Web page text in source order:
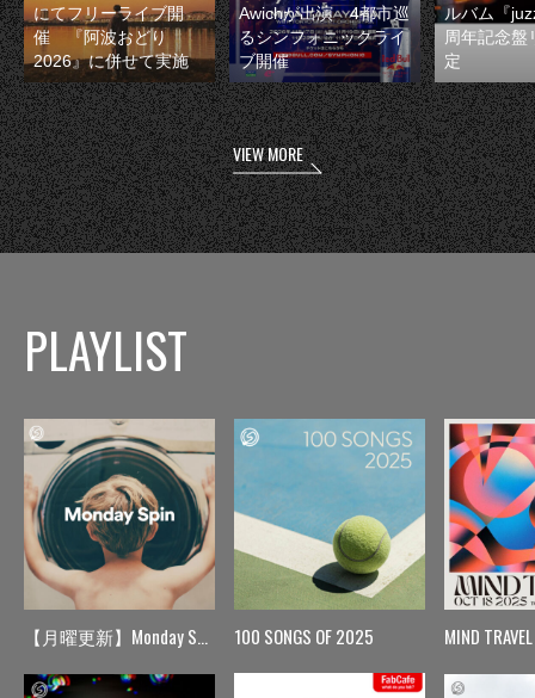
にてフリーライブ開
催 『阿波おどり
2026』に併せて実施
Awichが出演 4都市巡
るシンフォニックライ
ブ開催
ルバム『
周年記念盤
定
VIEW MORE
PLAYLIST
【月曜更新】Monday Spin 100 SONGS OF 2025 MIND TRAVEL